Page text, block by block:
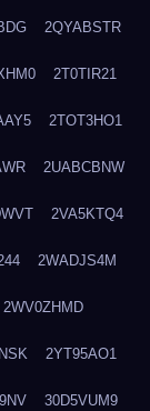
2QYABSTR
2T0TIR21
2TOT3HO1
2UABCBNW
2VA5KTQ4
2WADJS4M
2WV0ZHMD
2YT95AO1
30D5VUM9